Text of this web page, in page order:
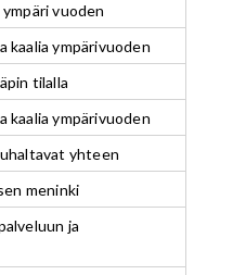
vuoden
kaalia ympärivuoden
tilalla
kaalia ympärivuoden
yhteen
meninki
ja